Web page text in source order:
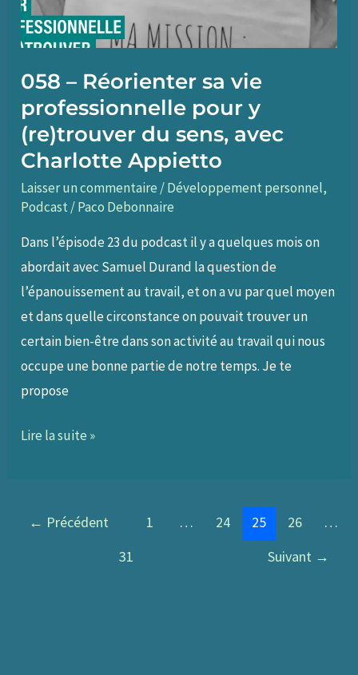
avec
Christelle
Felix
058 – Réorienter sa vie
professionnelle pour y
(re)trouver du sens, avec
Charlotte Appietto
Laisser un commentaire /Développement personnel,
Podcast /Paco Debonnaire
Dans l’épisode 23 du podcast il y a quelques mois on
abordait avec Samuel Durand la question de
l’épanouissement au travail, et on a vu par quel moyen
et dans quelle circonstance on pouvait trouver un
certain bien-être dans son activité au travail qui nous
occupe une bonne partie de notre temps. Je te
propose
058
Lire la suite »
← Précédent 1 … 24 25 26
…
31
Suivant →